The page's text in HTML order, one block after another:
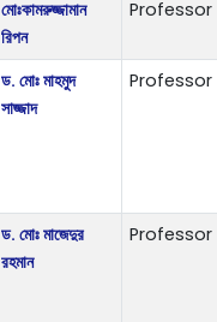
ম‌োঃকামরুজ্জামান
রিপন
Professor
ড. মোঃ মাহমুদ
সাজ্জাদ
Professor
ড. মোঃ মাজেদুর
রহমান
Professor